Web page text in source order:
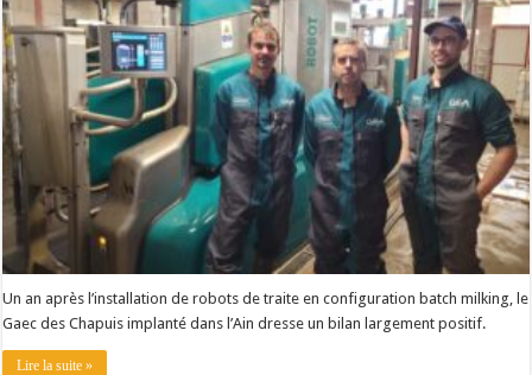
Un an après l’installation de robots de traite en configuration batch milking, le
Gaec des Chapuis implanté dans l’Ain dresse un bilan largement positif.
Lire la suite »